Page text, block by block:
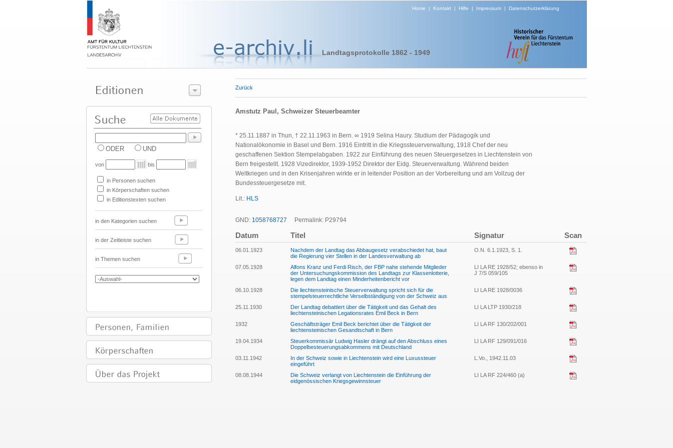
Home | Kontakt| Hilfe | Impressum| Datenschutzerklärung
Landtagsprotokolle 1862 - 1949
ODER UND
von bis
in Personen suchen
in Körperschaften suchen
in Editionstexten suchen
in den Kategorien suchen
in der Zeitleiste suchen
in Themen suchen
Zurück
Amstutz Paul, Schweizer Steuerbeamter
* 25.11.1887 in Thun, † 22.11.1963 in Bern. ∞ 1919 Selina Haury. Studium der Pädagogik und
Nationalökonomie in Basel und Bern. 1916 Eintritt in die Kriegssteuerverwaltung, 1918 Chef der neu
geschaffenen Sektion Stempelabgaben. 1922 zur Einführung des neuen Steuergesetzes in Liechtenstein von
Bern freigestellt. 1928 Vizedirektor, 1939-1952 Direktor der Eidg. Steuerverwaltung. Während beiden
Weltkriegen und in den Krisenjahren wirkte er in leitender Position an der Vorbereitung und am Vollzug der
Bundessteuergesetze mit.
Lit.: HLS
GND: 1058768727 Permalink: P29794
Datum Titel Signatur Scan
06.01.1923
Nachdem der Landtag das Abbaugesetz verabschiedet hat, baut
die Regierung vier Stellen in der Landesverwaltung ab
O.N. 6.1.1923, S. 1.
07.05.1928
Alfons Kranz und Ferdi Risch, der FBP nahe stehende Mitglieder
der Untersuchungskommission des Landtags zur Klassenlotterie,
legen dem Landtag einen Minderheitenbericht vor
LI LA RE 1928/52; ebenso in
J 7/S 059/105
06.10.1928
Die liechtensteinische Steuerverwaltung spricht sich für die
stempelsteuerrechtliche Verselbständigung von der Schweiz aus
LI LA RE 1928/0036
25.11.1930
Der Landtag debattiert über die Tätigkeit und das Gehalt des
liechtensteinischen Legationsrates Emil Beck in Bern
LI LA LTP 1930/218
1932
Geschäftsträger Emil Beck berichtet über die Tätigkeit der
liechtensteinischen Gesandtschaft in Bern
LI LA RF 130/202/001
19.04.1934
Steuerkommissär Ludwig Hasler drängt auf den Abschluss eines
Doppelbesteuerungsabkommens mit Deutschland
LI LA RF 129/091/016
03.11.1942
In der Schweiz sowie in Liechtenstein wird eine Luxussteuer
eingeführt
L.Vo., 1942.11.03
08.08.1944
Die Schweiz verlangt von Liechtenstein die Einführung der
eidgenössischen Kriegsgewinnsteuer
LI LA RF 224/460 (a)